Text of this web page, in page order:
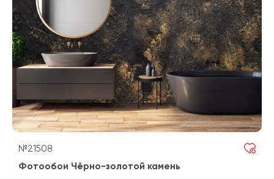
№21508
Фотообои Чёрно-золотой камень